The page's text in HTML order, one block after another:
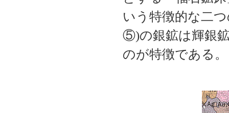
いう特徴的な二
⑤)の銀鉱は輝銀
のが特徴である。